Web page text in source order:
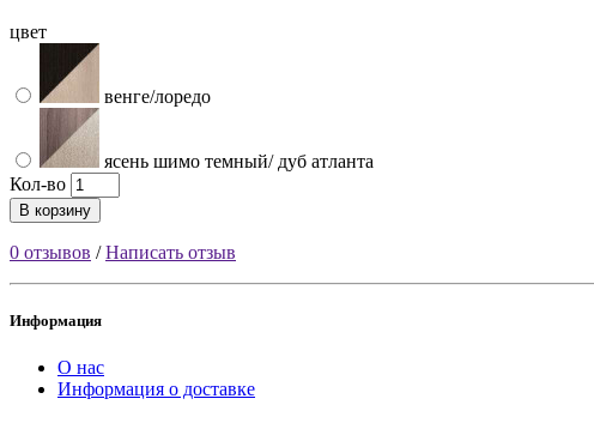
цвет
венге/лоредо
ясень шимо темный/ дуб атланта
Кол-во
В корзину
0 отзывов /Написать отзыв
Информация
О нас
Информация о доставке